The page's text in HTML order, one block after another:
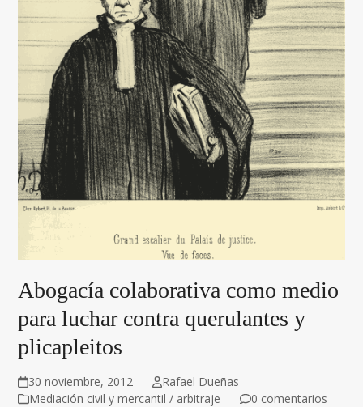
Abogacía colaborativa como medio
para luchar contra querulantes y
plicapleitos
30 noviembre, 2012
Rafael Dueñas
Mediación civil y mercantil / arbitraje
0 comentarios